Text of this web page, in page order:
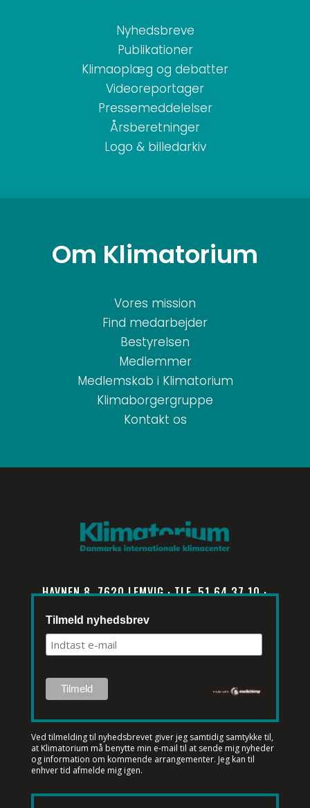
Nyhedsbreve
Publikationer
Klimaoplæg og debatter
Videoreportager
Pressemeddelelser
Årsberetninger
Logo & billedarkiv
Om Klimatorium
Vores mission
Find medarbejder
Bestyrelsen
Medlemmer
Medlemskab i Klimatorium
Klimaborgergruppe
Kontakt os
HAVNEN 8, 7620 LEMVIG · TLF. 51 64 37 10 ·
INFO@KLIMATORIUM.DK
Tilmeld nyhedsbrev
Ved tilmelding til nyhedsbrevet giver jeg samtidig samtykke til,
at Klimatorium må benytte min e-mail til at sende mig nyheder
og information om kommende arrangementer. Jeg kan til
enhver tid afmelde mig igen.